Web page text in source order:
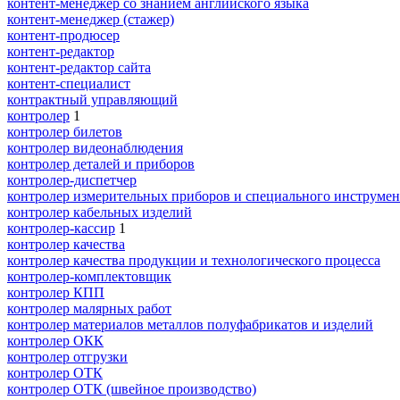
контент-менеджер (стажер)
контент-продюсер
контент-редактор
контент-редактор сайта
контент-специалист
контрактный управляющий
контролер 1
контролер билетов
контролер видеонаблюдения
контролер деталей и приборов
контролер-диспетчер
контролер измерительных приборов и специального
контролер кабельных изделий
контролер-кассир 1
контролер качества
контролер качества продукции и технологического процесса
контролер-комплектовщик
контролер КПП
контролер малярных работ
контролер материалов металлов полуфабрикатов и изделий
контролер ОКК
контролер отгрузки
контролер ОТК
контролер ОТК (швейное производство)